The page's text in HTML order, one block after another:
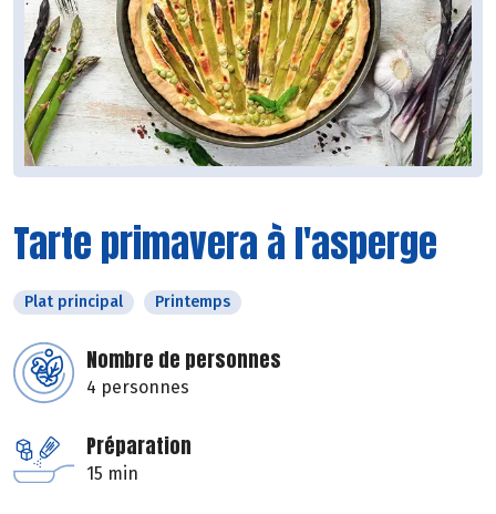
Tarte primavera à l'asperge
Plat principal Printemps
Nombre de personnes
4 personnes
Préparation
15 min